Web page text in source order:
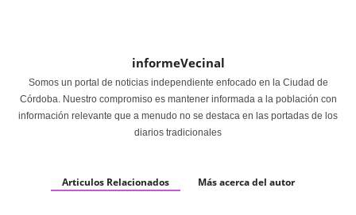
informeVecinal
Somos un portal de noticias independiente enfocado en la Ciudad de
Córdoba. Nuestro compromiso es mantener informada a la población con
información relevante que a menudo no se destaca en las portadas de los
diarios tradicionales
Articulos Relacionados Más acerca del autor